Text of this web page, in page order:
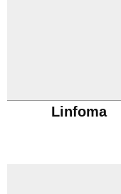
Linfoma